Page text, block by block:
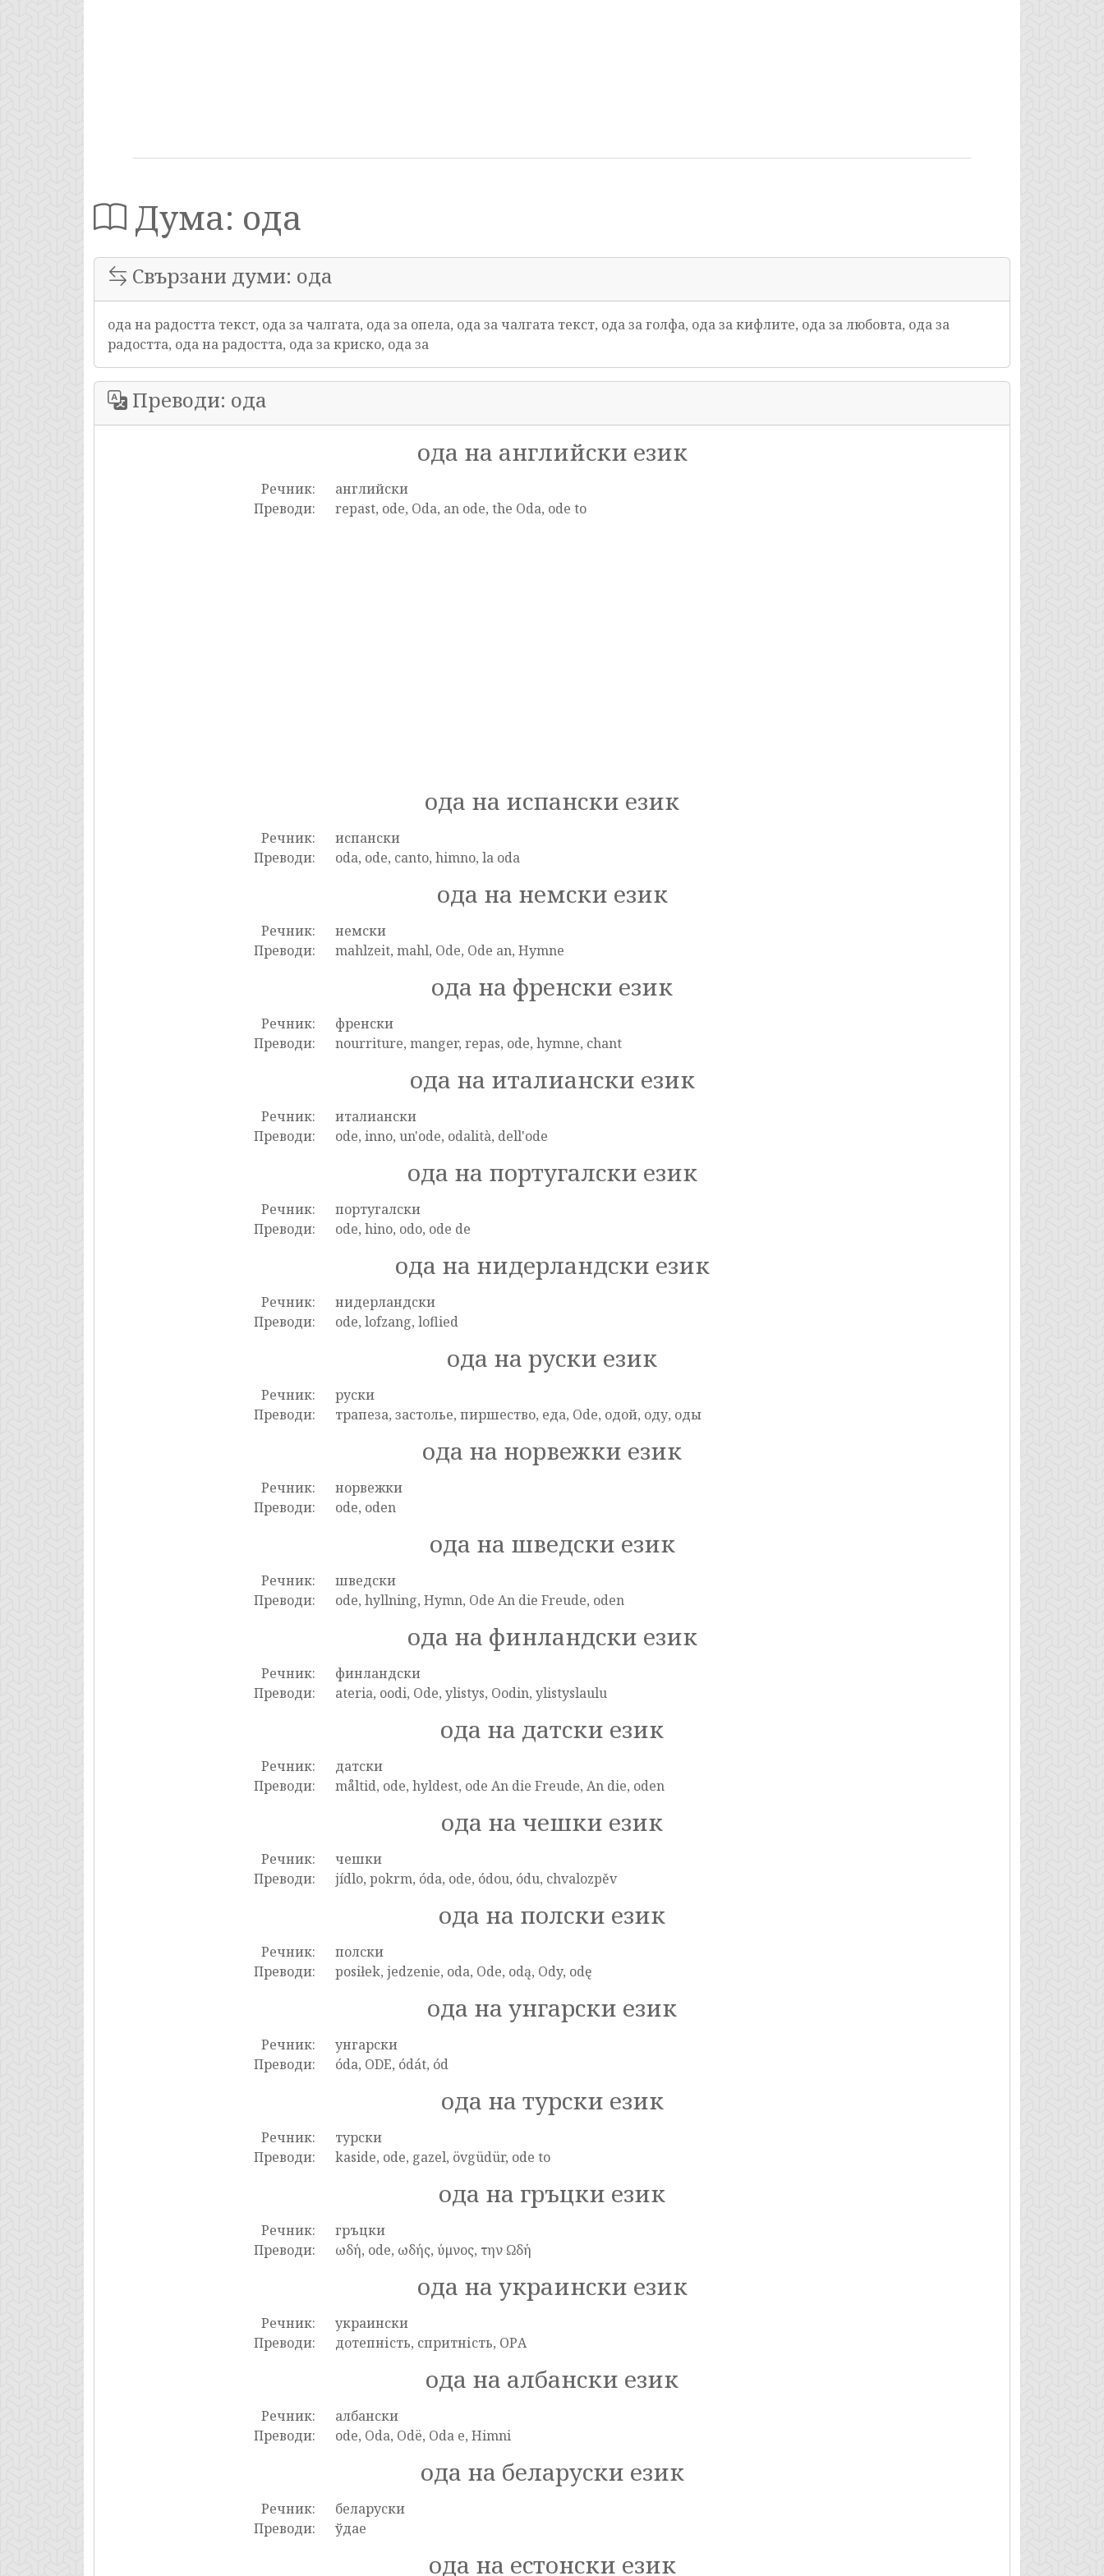
Дума: ода
Свързани думи: ода
ода на радостта текст, ода за чалгата, ода за опела, ода за чалгата текст, ода за голфа, ода за кифлите, ода за любовта, ода за
радостта, ода на радостта, ода за криско, ода за
Преводи: ода
ода на английски език
Речник:
английски
Преводи:
repast, ode, Oda, an ode, the Oda, ode to
ода на испански език
Речник:
испански
Преводи:
oda, ode, canto, himno, la oda
ода на немски език
Речник:
немски
Преводи:
mahlzeit, mahl, Ode, Ode an, Hymne
ода на френски език
Речник:
френски
Преводи:
nourriture, manger, repas, ode, hymne, chant
ода на италиански език
Речник:
италиански
Преводи:
ode, inno, un'ode, odalità, dell'ode
ода на португалски език
Речник:
португалски
Преводи:
ode, hino, odo, ode de
ода на нидерландски език
Речник:
нидерландски
Преводи:
ode, lofzang, loflied
ода на руски език
Речник:
руски
Преводи:
трапеза, застолье, пиршество, еда, Ode, одой, оду, оды
ода на норвежки език
Речник:
норвежки
Преводи:
ode, oden
ода на шведски език
Речник:
шведски
Преводи:
ode, hyllning, Hymn, Ode An die Freude, oden
ода на финландски език
Речник:
финландски
Преводи:
ateria, oodi, Ode, ylistys, Oodin, ylistyslaulu
ода на датски език
Речник:
датски
Преводи:
måltid, ode, hyldest, ode An die Freude, An die, oden
ода на чешки език
Речник:
чешки
Преводи:
jídlo, pokrm, óda, ode, ódou, ódu, chvalozpěv
ода на полски език
Речник:
полски
Преводи:
posiłek, jedzenie, oda, Ode, odą, Ody, odę
ода на унгарски език
Речник:
унгарски
Преводи:
óda, ODE, ódát, ód
ода на турски език
Речник:
турски
Преводи:
kaside, ode, gazel, övgüdür, ode to
ода на гръцки език
Речник:
гръцки
Преводи:
ωδή, ode, ωδής, ύμνος, την Ωδή
ода на украински език
Речник:
украински
Преводи:
дотепність, спритність, ОРА
ода на албански език
Речник:
албански
Преводи:
ode, Oda, Odë, Oda e, Himni
ода на беларуски език
Речник:
беларуски
Преводи:
ўдае
ода на естонски език